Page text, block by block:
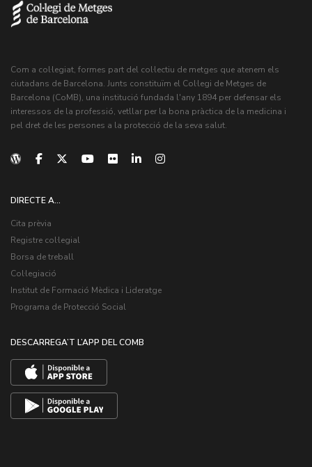
Com a col·legiat, formes part del col·lectiu de metges que atenem els
ciutadans de Barcelona. Junts constituïm el Col·legi de Metges de
Barcelona (CoMB), una institució fundada l'any 1894 per defensar els
interessos de la professió, vetllar per la bona pràctica de la medicina i
pel dret de les persones a la protecció de la seva salut.
DIRECTE A...
Cita prèvia
Registre col·legial
Borsa de treball
Col·legiació
Institut de Formació Mèdica i Lideratge
Programa de Protecció Social
DESCARREGA’T L’APP DEL COMB